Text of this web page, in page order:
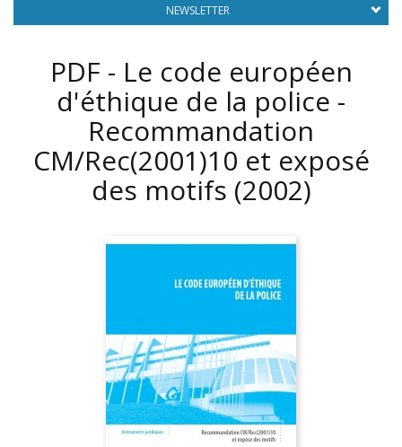
NEWSLETTER
PDF - Le code européen
d'éthique de la police -
Recommandation
CM/Rec(2001)10 et exposé
des motifs (2002)